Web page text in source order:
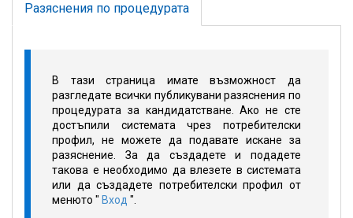
Разяснения по процедурата
В тази страница имате възможност да
разгледате всички публикувани разяснения по
процедурата за кандидатстване. Ако не сте
достъпили системата чрез потребителски
профил, не можете да подавате искане за
разяснение. За да създадете и подадете
такова е необходимо да влезете в системата
или да създадете потребителски профил от
менюто " Вход ".